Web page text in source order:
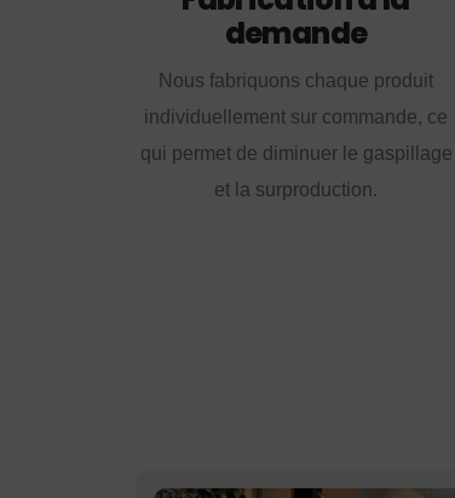
demande
Nous fabriquons chaque produit
individuellement sur commande, ce
qui permet de diminuer le gaspillage
et la surproduction.